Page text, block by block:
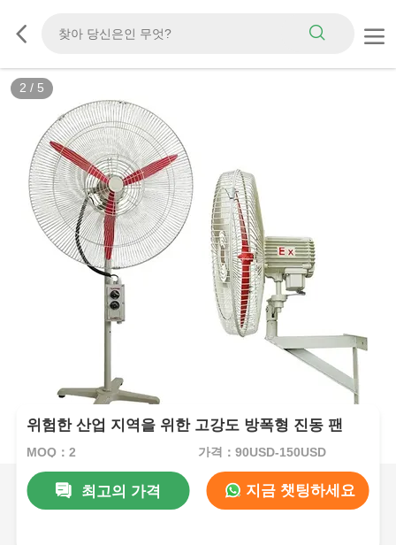
3 / 5
위험한 산업 지역을 위한 고강도 방폭형 진동 팬
MOQ：2 가격：90USD-150USD
최고의 가격 지금 챗팅하세요